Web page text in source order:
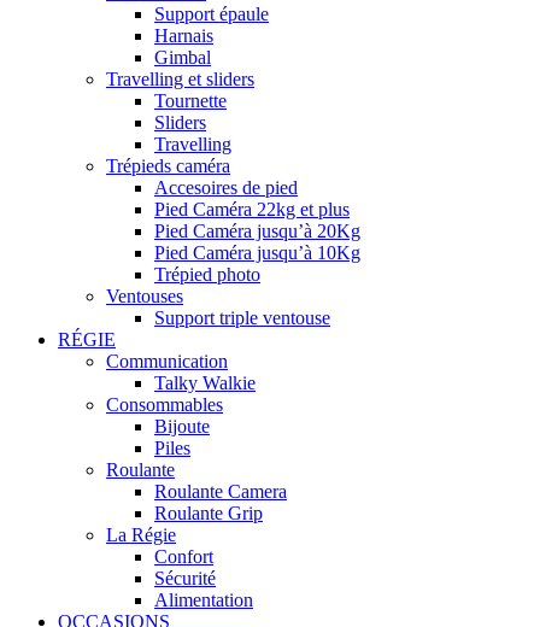
Support épaule
Harnais
Gimbal
Travelling et sliders
Tournette
Sliders
Travelling
Trépieds caméra
Accesoires de pied
Pied Caméra 22kg et plus
Pied Caméra jusqu’à 20Kg
Pied Caméra jusqu’à 10Kg
Trépied photo
Ventouses
Support triple ventouse
RÉGIE
Communication
Talky Walkie
Consommables
Bijoute
Piles
Roulante
Roulante Camera
Roulante Grip
La Régie
Confort
Sécurité
Alimentation
OCCASIONS